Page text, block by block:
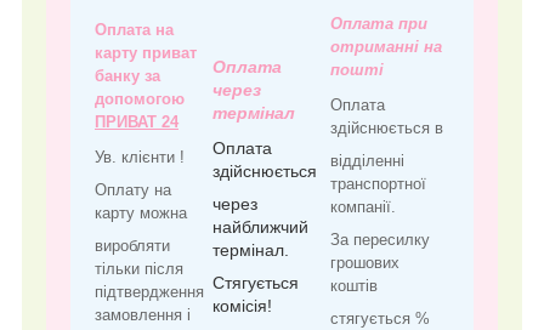
Оплата на
карту приват
банку за
допомогою
ПРИВАТ 24
Ув. клієнти !
Оплату на
карту можна
виробляти
тільки після
підтвердження
замовлення і
Оплата
через
термінал
Оплата
здійснюється
через
найближчий
термінал.
Стягується
комісія!
Оплата при
отриманні на
пошті
Оплата
здійснюється в
відділенні
транспортної
компанії.
За пересилку
грошових
коштів
стягується %